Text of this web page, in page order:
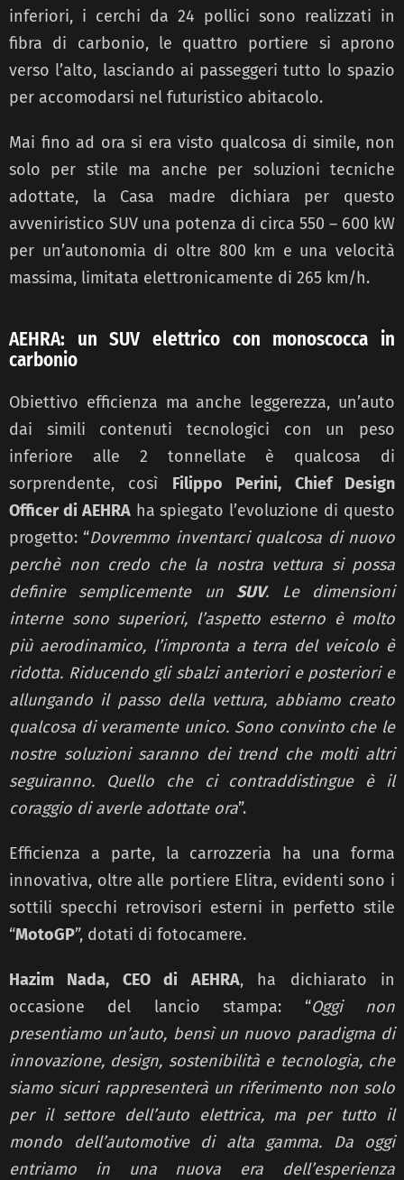
inferiori, i cerchi da 24 pollici sono realizzati in
fibra di carbonio, le quattro portiere si aprono
verso l’alto, lasciando ai passeggeri tutto lo spazio
per accomodarsi nel futuristico abitacolo.
Mai fino ad ora si era visto qualcosa di simile, non
solo per stile ma anche per soluzioni tecniche
adottate, la Casa madre dichiara per questo
avveniristico SUV una potenza di circa 550 – 600 kW
per un’autonomia di oltre 800 km e una velocità
massima, limitata elettronicamente di 265 km/h.
AEHRA: un SUV elettrico con monoscocca in
carbonio
Obiettivo efficienza ma anche leggerezza, un’auto
dai simili contenuti tecnologici con un peso
inferiore alle 2 tonnellate è qualcosa di
sorprendente, così Filippo Perini, Chief Design
Officer di AEHRAha spiegato l’evoluzione di questo
progetto: “Dovremmo inventarci qualcosa di nuovo
perchè non credo che la nostra vettura si possa
definire semplicemente unSUV. Le dimensioni
interne sono superiori, l’aspetto esterno è molto
più aerodinamico, l’impronta a terra del veicolo è
ridotta. Riducendo gli sbalzi anteriori e posteriori e
allungando il passo della vettura, abbiamo creato
qualcosa di veramente unico. Sono convinto che le
nostre soluzioni saranno dei trend che molti altri
seguiranno. Quello che ci contraddistingue è il
coraggio di averle adottate ora”.
Efficienza a parte, la carrozzeria ha una forma
innovativa, oltre alle portiere Elitra, evidenti sono i
sottili specchi retrovisori esterni in perfetto stile
“MotoGP”, dotati di fotocamere.
Hazim Nada, CEO di AEHRA, ha dichiarato in
occasione del lancio stampa: “Oggi non
presentiamo un’auto, bensì un nuovo paradigma di
innovazione, design, sostenibilità e tecnologia, che
siamo sicuri rappresenterà un riferimento non solo
per il settore dell’auto elettrica, ma per tutto il
mondo dell’automotive di alta gamma. Da oggi
entriamo in una nuova era dell’esperienza